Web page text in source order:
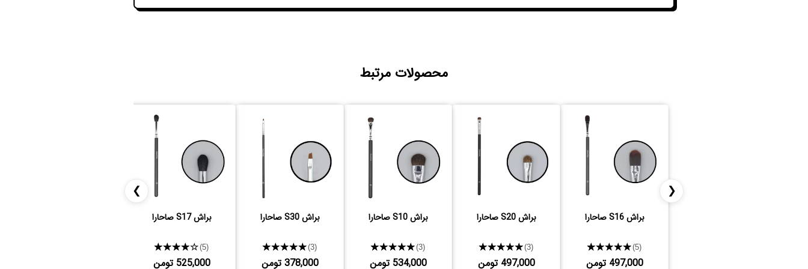
محصولات مرتبط
❮
براش S16 صاحارا
★★★★★(5)
497,000 تومن
براش S20 صاحارا
★★★★★(3)
497,000 تومن
براش S10 صاحارا
★★★★★(3)
534,000 تومن
براش S30 صاحارا
★★★★★(3)
378,000 تومن
براش S17 صاحارا
★★★★★(5)
525,000 تومن
❯